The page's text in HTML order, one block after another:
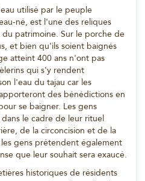
utilisé par le peuple
né, est l'une des reliques
patrimoine. Sur le porche de
et bien qu'ils soient baignés
atteint 400 ans n'ont pas
qui s'y rendent
l'eau du tajau car les
des bénédictions en
se baigner. Les gens
le cadre de leur rituel
de la circoncision et de la
gens prétendent également
que leur souhait sera exaucé.
historiques de résidents